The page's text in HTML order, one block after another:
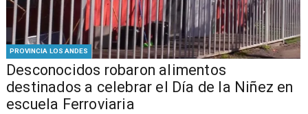
PROVINCIA LOS ANDES
Desconocidos robaron alimentos
destinados a celebrar el Día de la Niñez en
escuela Ferroviaria